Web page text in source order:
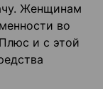
Женщинам
во
и с этой